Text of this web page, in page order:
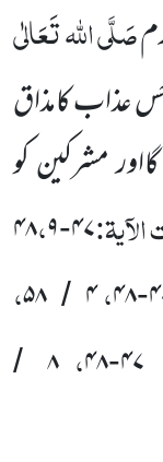
صَلَّی اللہ تَعَالٰی
عذاب کامذاق
مشرکین کو
۴۷- ۴۸،۹
-۴۸،۴ / ۵۸،
۴۷-۴۸،۸ /